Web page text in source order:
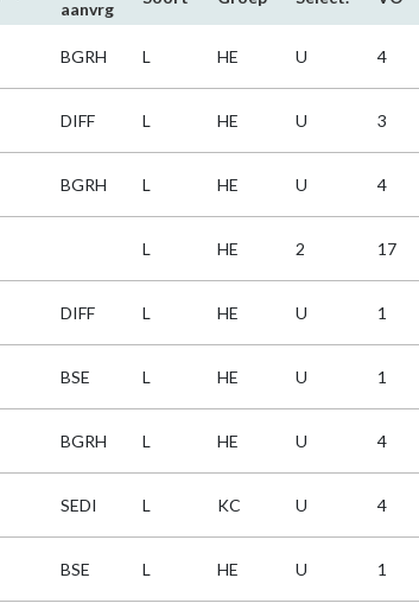
aanvrg
BGRH L HE U 4
DIFF L HE U 3
BGRH L HE U 4
L HE 2 17
DIFF L HE U 1
BSE L HE U 1
BGRH L HE U 4
SEDI L KC U 4
BSE L HE U 1